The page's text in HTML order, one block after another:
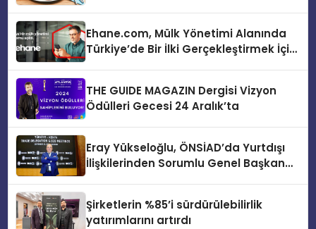
Ehane.com, Mülk Yönetimi Alanında
Türkiye’de Bir İlki Gerçekleştirmek İçin
THE GUIDE MAGAZIN Dergisi Vizyon
Ödülleri Gecesi 24 Aralık’ta
Eray Yükseloğlu, ÖNSİAD’da Yurtdışı
İlişkilerinden Sorumlu Genel Başkan
Şirketlerin %85’i sürdürülebilirlik
yatırımlarını artırdı